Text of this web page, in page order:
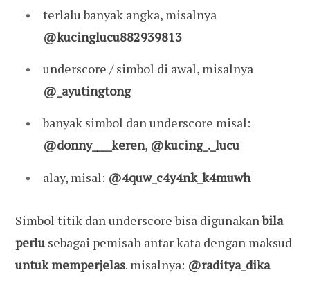
terlalu banyak angka, misalnya
@kucinglucu882939813
underscore / simbol di awal, misalnya
@_ayutingtong
banyak simbol dan underscore misal:
@donny____keren, @kucing_._lucu
alay, misal: @4quw_c4y4nk_k4muwh
Simbol titik dan underscore bisa digunakanbila
perlu sebagai pemisah antar kata dengan maksud
untuk memperjelas. misalnya: @raditya_dika